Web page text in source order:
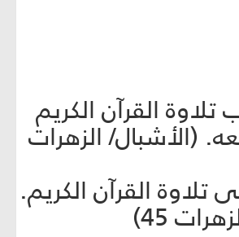
تلاوة القرآن الكريم
(الأشبال/ الزهرات
القرآن الكريم.
45)